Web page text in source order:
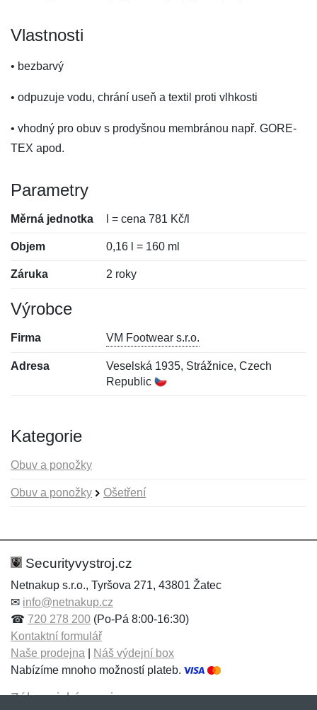
Vlastnosti
• bezbarvý
• odpuzuje vodu, chrání useň a textil proti vlhkosti
• vhodný pro obuv s prodyšnou membránou např. GORE-
TEX apod.
Parametry
Měrná jednotka l = cena 781 Kč/l
Objem 0,16 l = 160 ml
Záruka 2 roky
Výrobce
Firma VM Footwear s.r.o.
Adresa
Veselská 1935, Strážnice, Czech
Republic
Kategorie
Obuv a ponožky
Obuv a ponožky Ošetření
Hodnocení:
Jméno: *
Jméno:
E-mail:*
Securityvystroj.cz
Netnakup s.r.o., Tyršova 271, 43801 Žatec
✉ info@netnakup.cz
☎ 720 278 200 (Po-Pá 8:00-16:30)
Kontaktní formulář
Naše prodejna
Náš výdejní box
Nabízíme mnoho možností plateb.
Zákaznický servis